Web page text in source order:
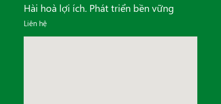
Hài hoà lợi ích. Phát triển bền vững
Liên hệ